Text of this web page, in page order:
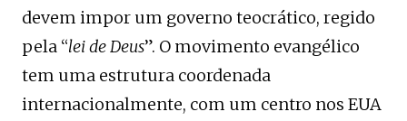
devem impor um governo teocrático, regido
pela “lei de Deus”. O movimento evangélico
tem uma estrutura coordenada
internacionalmente, com um centro nos EUA